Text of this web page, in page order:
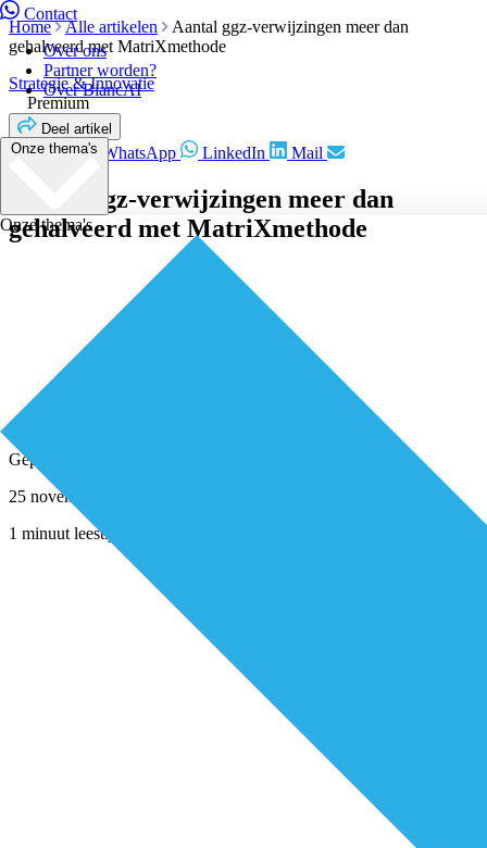
Contact
Over ons
Partner worden?
Over BiancAI
Onze thema's
Onze thema's
Home Alle artikelen
Aantal ggz-verwijzingen meer dan
gehalveerd met MatriXmethode
Strategie & Innovatie
Premium
Deel artikel
Facebook WhatsApp LinkedIn Mail
Aantal ggz-verwijzingen meer dan
gehalveerd met MatriXmethode
Geplaatst door
25 november 2020
1 minuut leestijd